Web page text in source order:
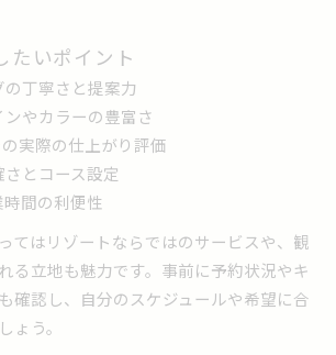
たいポイント
丁寧さと提案力
やカラーの豊富さ
実際の仕上がり評価
とコース設定
間の利便性
てはリゾートならではのサービスや、観
る立地も魅力です。事前に予約状況やキ
確認し、自分のスケジュールや希望に合
ょう。